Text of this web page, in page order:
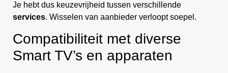
Je hebt dus keuzevrijheid tussen verschillende
services. Wisselen van aanbieder verloopt soepel.
Compatibiliteit met diverse
Smart TV’s en apparaten